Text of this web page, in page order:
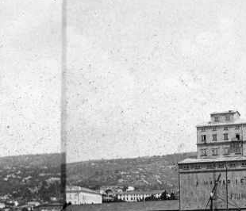
Karafiáth Jenő iratai / Szekfű András adománya
1900 · Hronský Beňadik
balra a Garam folyó, jobbra a bencés apátsági templom és kolostor épülettömbje. A kép forrását kérjük